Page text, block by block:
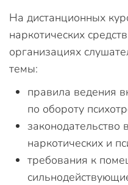
На дистанционных
наркотических
организациях
темы:
правила ведения
по обороту
законодательство
наркотических и
требования к